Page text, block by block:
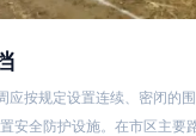
应按规定设置连续、密闭的围
安全防护设施。在市区主要